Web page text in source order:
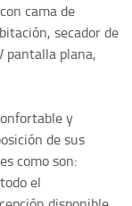
cama de
secador de
pantalla plana,
y
de sus
como son:
el